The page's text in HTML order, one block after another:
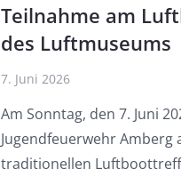
Teilnahme am
des Luftmuseums
7. Juni 2026
Am Sonntag, den 7. Juni
Jugendfeuerwehr Amberg
traditionellen